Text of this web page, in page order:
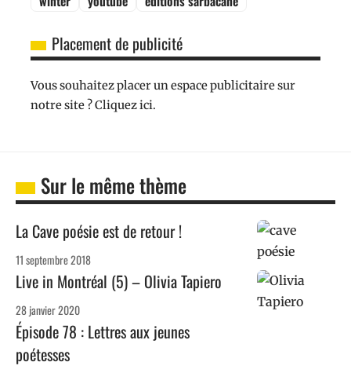
Placement de publicité
Vous souhaitez placer un espace publicitaire sur
notre site ? Cliquez ici.
Sur le même thème
La Cave poésie est de retour !
11 septembre 2018
Live in Montréal (5) – Olivia Tapiero
28 janvier 2020
Épisode 78 : Lettres aux jeunes
poétesses